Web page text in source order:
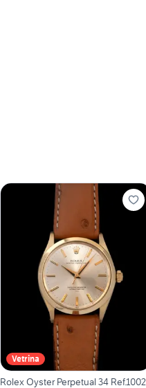
Vetrina
Rolex Oyster Perpetual 34 Ref.1002